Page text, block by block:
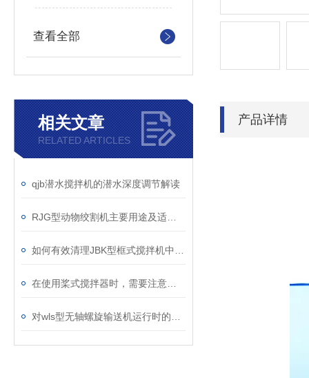
查看全部
相关文章
RELATED ARTICLES
qjb潜水搅拌机的潜水深度调节解读
产品详情